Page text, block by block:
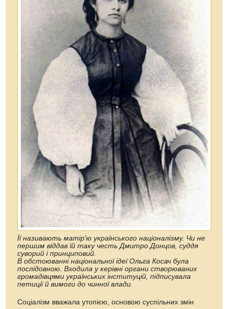
Її називають матір'ю українського націоналізму. Чи не
першим віддав їй таку честь Дмитро Донцов, суддя
суворий і принциповий.
В обстоюванні національної ідеї Ольга Косач була
послідовною. Входила у керівні органи створюваних
громадівцями українських інституцій, підписувала
петиції й вимоги до чинної влади.
Соціалізм вважала утопією, основою суспільних змін